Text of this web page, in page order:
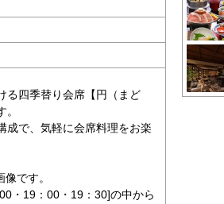
る四季替り会席【円（まど
成で、気軽に会席料理をお楽
です。
00 ・ 19 ： 00 ・ 19 ： 30]の中から